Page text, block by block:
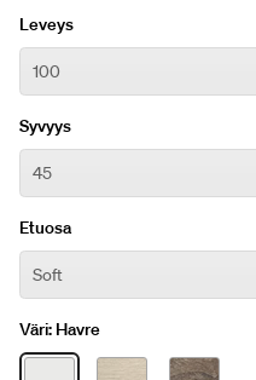
tumma saarni ja Havre -
ja aito puuviilu yhdistyvät
luovat lämpimän,
kuumuutta kestävä ja
Leveys
Syvyys
Etuosa
Väri: Havre